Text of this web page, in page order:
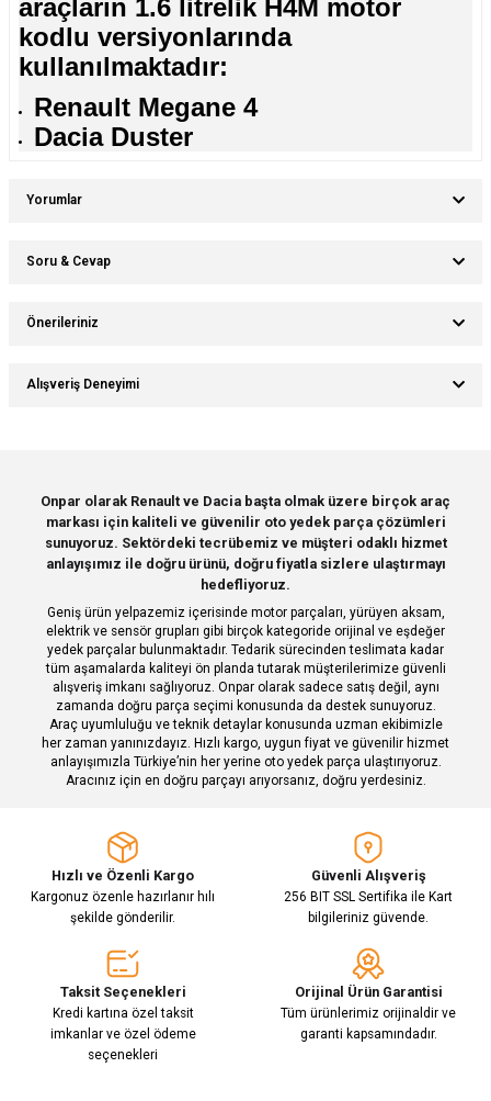
araçların 1.6 litrelik H4M motor
kodlu versiyonlarında
kullanılmaktadır:
Renault Megane 4
Dacia Duster
Yorumlar
Soru & Cevap
Önerileriniz
Bu ürünün fiyat bilgisi, resim, ürün açıklamalarında ve diğer konularda
yetersiz gördüğünüz noktaları öneri formunu kullanarak tarafımıza
Ürün resmi kalitesiz, bozuk veya görüntülenemiyor.
Ürün açıklamasında eksik bilgiler bulunuyor.
Ürün bilgilerinde hatalar bulunuyor.
Ürün fiyatı diğer sitelerden daha pahalı.
Bu ürüne benzer farklı alternatifler olmalı.
Gönder
Alışveriş Deneyimi
Deneyimini Paylaş
Onpar olarak Renault ve Dacia başta olmak üzere birçok araç
markası için kaliteli ve güvenilir oto yedek parça çözümleri
sunuyoruz. Sektördeki tecrübemiz ve müşteri odaklı hizmet
anlayışımız ile doğru ürünü, doğru fiyatla sizlere ulaştırmayı
hedefliyoruz.
Geniş ürün yelpazemiz içerisinde motor parçaları, yürüyen aksam,
elektrik ve sensör grupları gibi birçok kategoride orijinal ve eşdeğer
yedek parçalar bulunmaktadır. Tedarik sürecinden teslimata kadar
tüm aşamalarda kaliteyi ön planda tutarak müşterilerimize güvenli
alışveriş imkanı sağlıyoruz. Onpar olarak sadece satış değil, aynı
zamanda doğru parça seçimi konusunda da destek sunuyoruz.
Araç uyumluluğu ve teknik detaylar konusunda uzman ekibimizle
her zaman yanınızdayız. Hızlı kargo, uygun fiyat ve güvenilir hizmet
anlayışımızla Türkiye’nin her yerine oto yedek parça ulaştırıyoruz.
Aracınız için en doğru parçayı arıyorsanız, doğru yerdesiniz.
Hızlı ve Özenli Kargo
Kargonuz özenle hazırlanır hılı
şekilde gönderilir.
Güvenli Alışveriş
256 BIT SSL Sertifika ile Kart
bilgileriniz güvende.
Taksit Seçenekleri
Kredi kartına özel taksit
imkanlar ve özel ödeme
seçenekleri
Orijinal Ürün Garantisi
Tüm ürünlerimiz orijinaldir ve
garanti kapsamındadır.